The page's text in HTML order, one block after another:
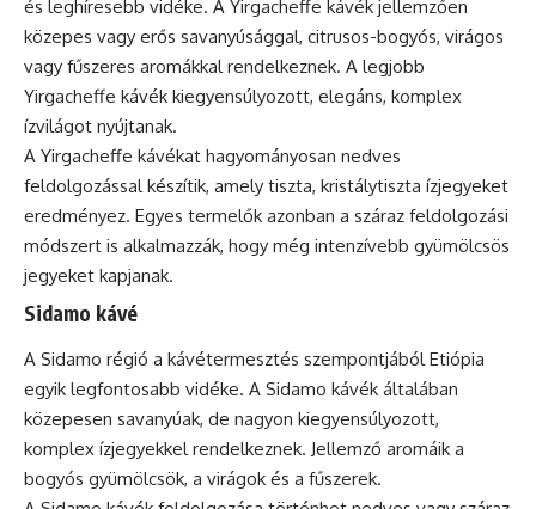
és leghíresebb vidéke. A Yirgacheffe kávék jellemzően
közepes vagy erős savanyúsággal, citrusos-bogyós, virágos
vagy fűszeres aromákkal rendelkeznek. A legjobb
Yirgacheffe kávék kiegyensúlyozott, elegáns, komplex
ízvilágot nyújtanak.
A Yirgacheffe kávékat hagyományosan nedves
feldolgozással készítik, amely tiszta, kristálytiszta ízjegyeket
eredményez. Egyes termelők azonban a száraz feldolgozási
módszert is alkalmazzák, hogy még intenzívebb gyümölcsös
jegyeket kapjanak.
Sidamo kávé
A Sidamo régió a kávétermesztés szempontjából Etiópia
egyik legfontosabb vidéke. A Sidamo kávék általában
közepesen savanyúak, de nagyon kiegyensúlyozott,
komplex ízjegyekkel rendelkeznek. Jellemző aromáik a
bogyós gyümölcsök, a virágok és a fűszerek.